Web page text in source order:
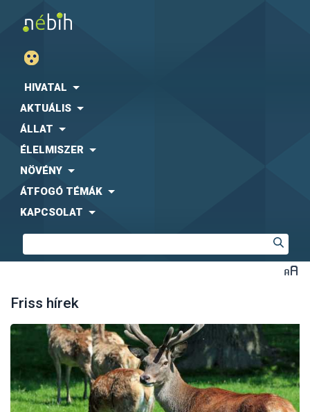
HIVATAL
AKTUÁLIS
ÁLLAT
ÉLELMISZER
NÖVÉNY
ÁTFOGÓ TÉMÁK
KAPCSOLAT
Friss hírek